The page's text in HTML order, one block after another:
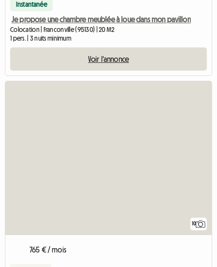
Instantanée
Je propose une chambre meublée à loue dans mon pavillon
Colocation | Franconville (95130) | 20 M2
1 pers. | 3 nuits minimum
Voir l'annonce
10
765 € / mois